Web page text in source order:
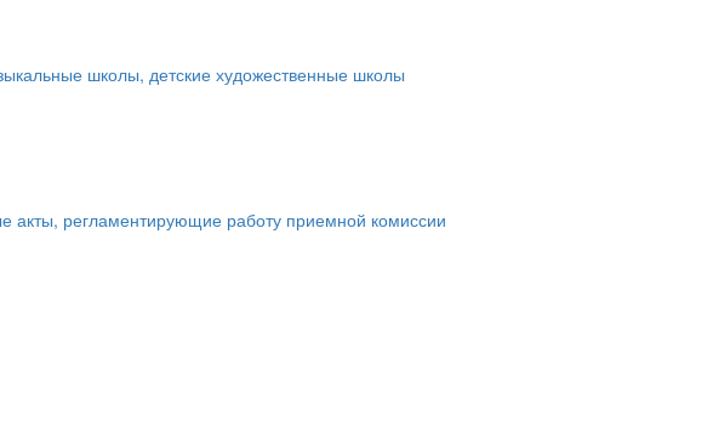
школы, детские художественные школы
акты, регламентирующие работу приемной комиссии